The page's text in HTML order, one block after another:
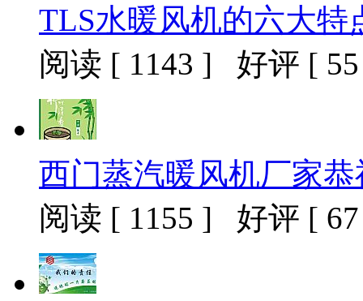
TLS水暖风机的六大特
阅读 [ 1143 ] 好评 [
西门蒸汽暖风机厂家
阅读 [ 1155 ] 好评 [